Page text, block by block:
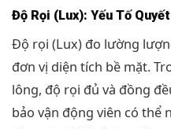
Độ Rọi (Lux): Yếu Tố
Độ rọi (Lux) đo lường
đơn vị diện tích bề mặt.
lông, độ rọi đủ và đồng
bảo vận động viên có thể